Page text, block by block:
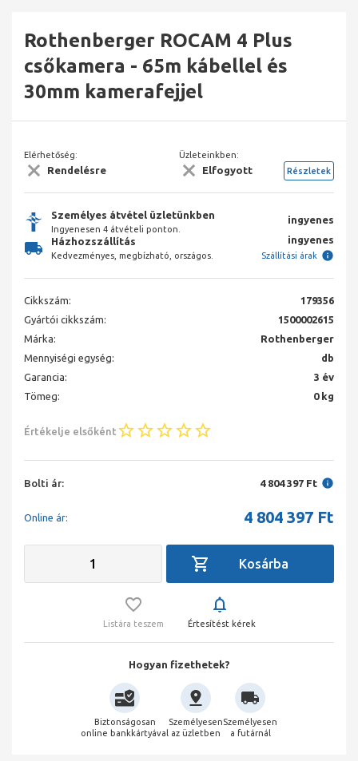
Rothenberger ROCAM 4 Plus
csőkamera - 65m kábellel és
30mm kamerafejjel
Elérhetőség:
Rendelésre
Üzleteinkben:
Elfogyott Részletek
Személyes átvétel üzletünkben
Ingyenesen 4 átvételi ponton.
ingyenes
Házhozszállítás
Kedvezményes, megbízható, országos.
ingyenes
Szállítási árak
Cikkszám:
179356
Gyártói cikkszám:
1500002615
Márka:
Rothenberger
Mennyiségi egység:
db
Garancia:
3 év
Tömeg:
0 kg
Értékelje elsőként
Bolti ár: 4 804 397 Ft
Online ár: 4 804 397 Ft
Listára teszem Értesítést kérek
Hogyan fizethetek?
Biztonságosan
online bankkártyával
Személyesen
az üzletben
Személyesen
a futárnál